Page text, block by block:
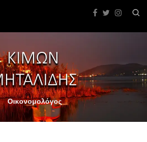
Οικονομολόγος